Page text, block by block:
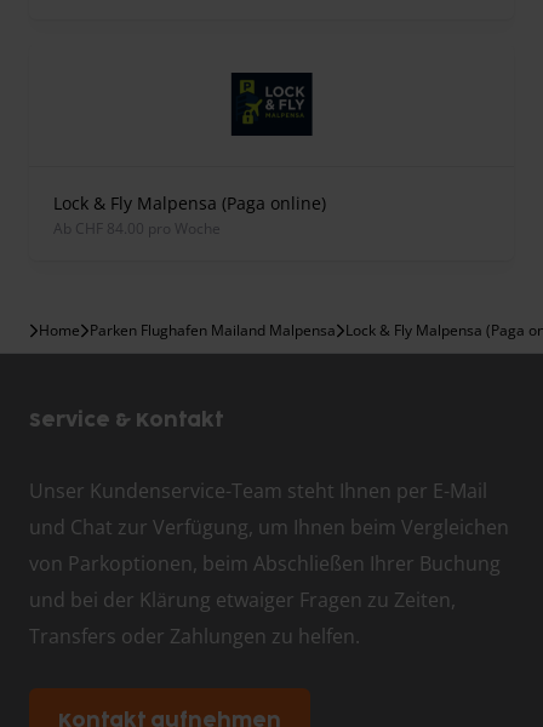
Lock & Fly Malpensa (Paga online)
ab CHF 84.00 pro Woche
Home Parken Flughafen Mailand Malpensa Lock & Fly Malpensa (Paga
Service & Kontakt
Unser Kundenservice-Team steht Ihnen per E-Mail
und Chat zur Verfügung, um Ihnen beim Vergleichen
von Parkoptionen, beim Abschließen Ihrer Buchung
und bei der Klärung etwaiger Fragen zu Zeiten,
Transfers oder Zahlungen zu helfen.
Kontakt aufnehmen